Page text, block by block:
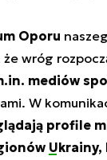
Oporu
że wróg
mediów
W
profile
Ukrainy,